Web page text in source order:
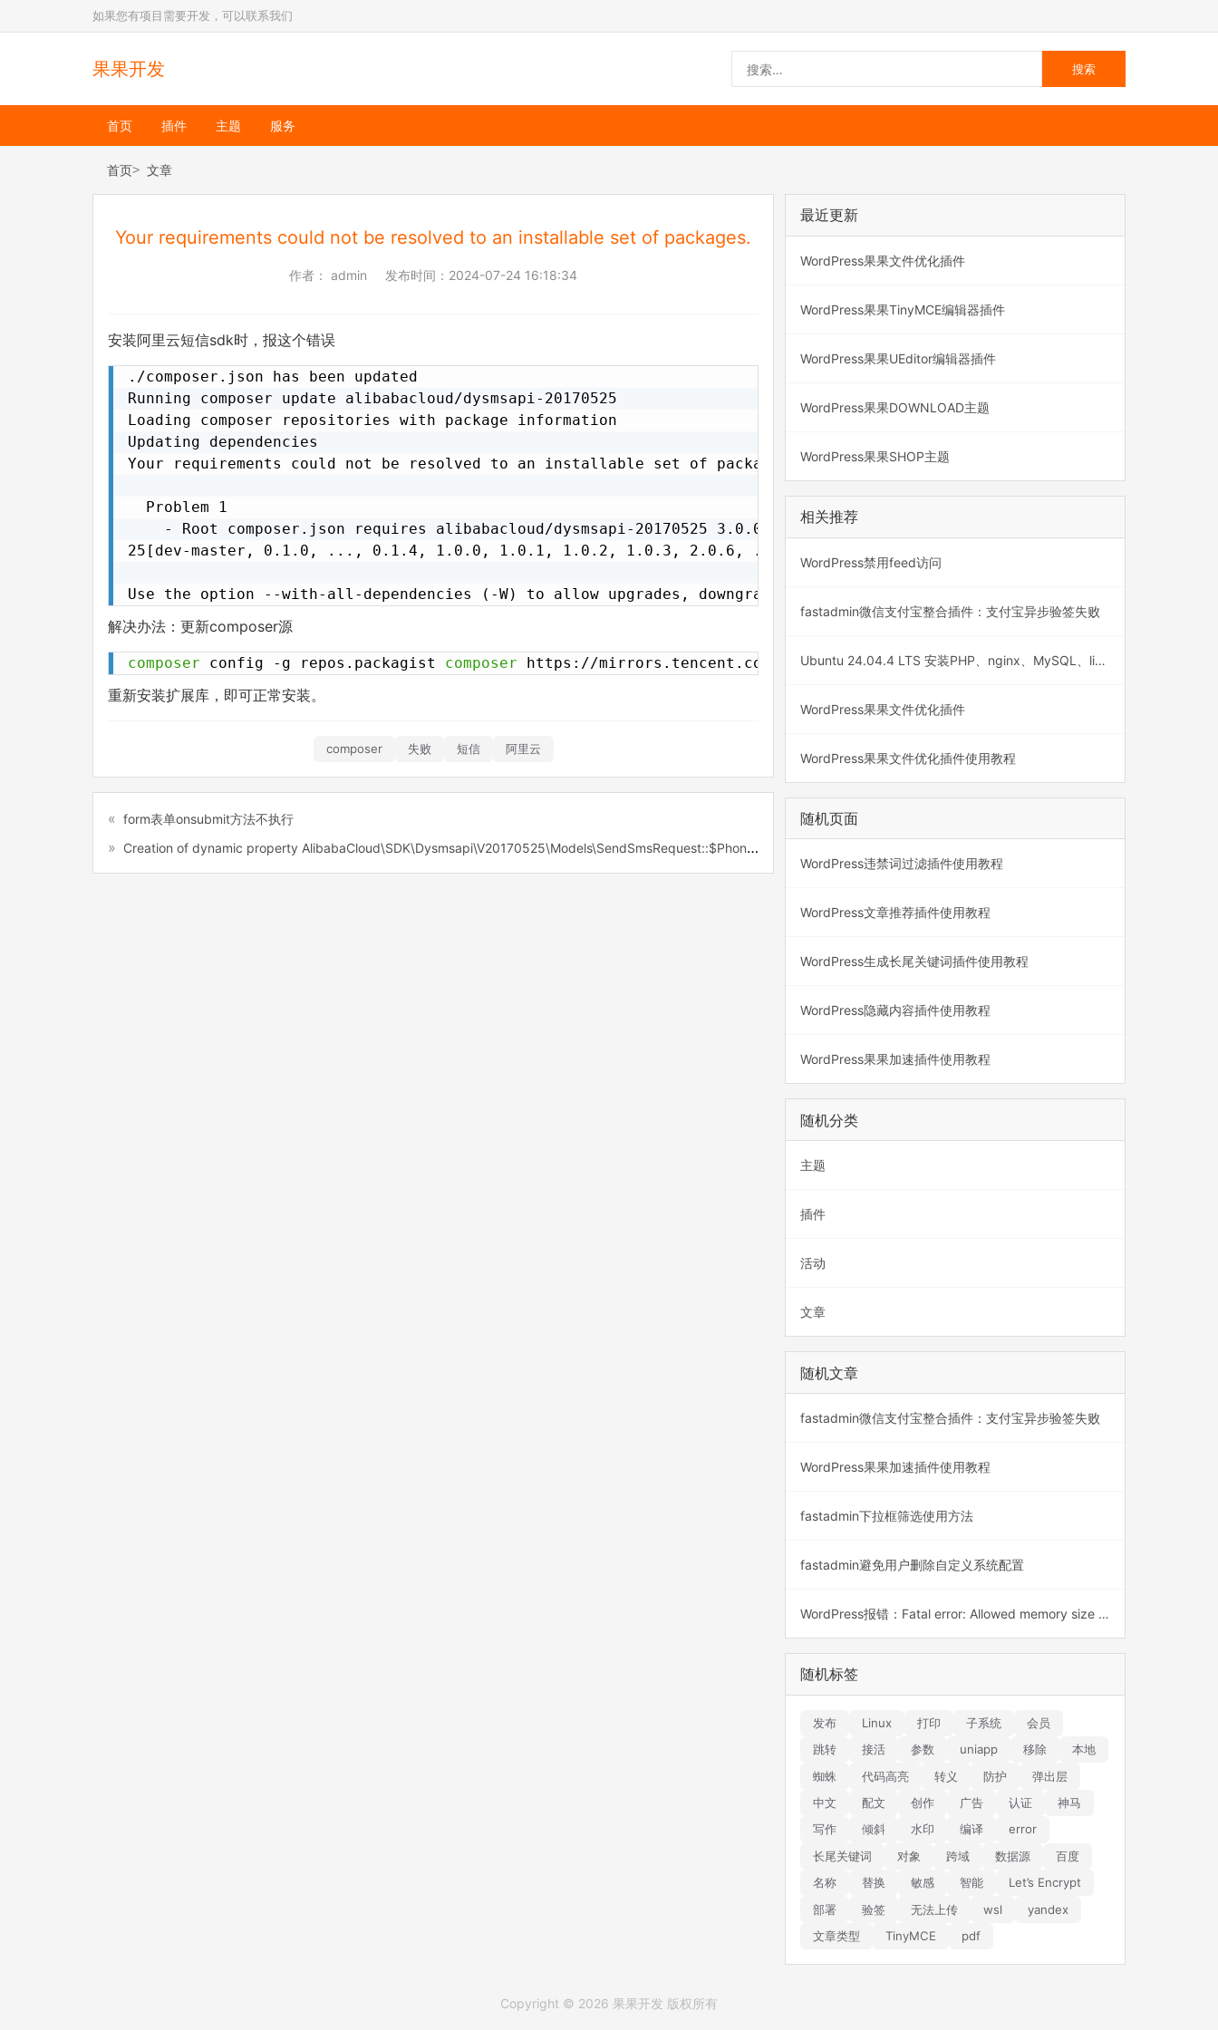
如果您有项目需要开发，可以联系我们
果果开发
首页 插件 主题 服务
首页 文章
Your requirements could not be resolved to an installable set of packages.
作者：admin 发布时间： 2024-07-24 16:18:34
安装阿里云短信sdk时，报这个错误
./composer.json has been updated
Running composer update alibabacloud/dysmsapi-20170525
Loading composer repositories with package information
Updating dependencies
Your requirements could not be resolved to an installable set of packages.
  Problem 1
- Root composer.json requires alibabacloud/dysmsapi-20170525 3.0.0 (exact version match: 3.0.0 or 3.0.0.0), found
25[dev-master, 0.1.0, ..., 0.1.4, 1.0.0, 1.0.1, 1.0.2, 1.0.3, 2.0.6, ..., 2.0.24] but it does not match the constraint.
Use the option --with-all-dependencies (-W) to allow upgrades, downgrades and removals for packages currently locked
解决办法：更新composer源
composer config -g repos.packagist composer https://mirrors.tencent.com/composer/
重新安装扩展库，即可正常安装。
composer 失败 短信 阿里云
form表单onsubmit方法不执行
Creation of dynamic property AlibabaCloud\SDK\Dysmsapi\V20170525\Models\SendSmsRequest::$Phone
Numbers is deprecated
最近更新
WordPress果果文件优化插件
WordPress果果TinyMCE编辑器插件
WordPress果果UEditor编辑器插件
WordPress果果DOWNLOAD主题
WordPress果果SHOP主题
相关推荐
WordPress禁用feed访问
fastadmin微信支付宝整合插件：支付宝异步验签失败
Ubuntu 24.04.4 LTS 安装PHP、nginx、MySQL、libreoffice
WordPress果果文件优化插件
WordPress果果文件优化插件使用教程
随机页面
WordPress违禁词过滤插件使用教程
WordPress文章推荐插件使用教程
WordPress生成长尾关键词插件使用教程
WordPress隐藏内容插件使用教程
WordPress果果加速插件使用教程
随机分类
主题
插件
活动
文章
随机文章
fastadmin微信支付宝整合插件：支付宝异步验签失败
WordPress果果加速插件使用教程
fastadmin下拉框筛选使用方法
fastadmin避免用户删除自定义系统配置
WordPress报错：Fatal error: Allowed memory size of 134217728 bytes exhausted (tried to allocate 20480 bytes)
随机标签
发布 Linux 打印 子系统
会员
跳转
接活 参数 uniapp 移除
本地
蜘蛛
代码高亮 转义 防护
弹出层
中文
配文 创作 广告 认证
神马
写作
倾斜 水印 编译
error
长尾关键词
对象 跨域 数据源
百度
名称
替换 敏感 智能
Let’s Encrypt
部署
验签 无法上传 wsl
yandex
文章类型
TinyMCE pdf
Copyright © 2026 果果开发 版权所有